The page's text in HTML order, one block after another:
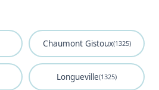
Chaumont Gistoux(1325)
Longueville(1325)